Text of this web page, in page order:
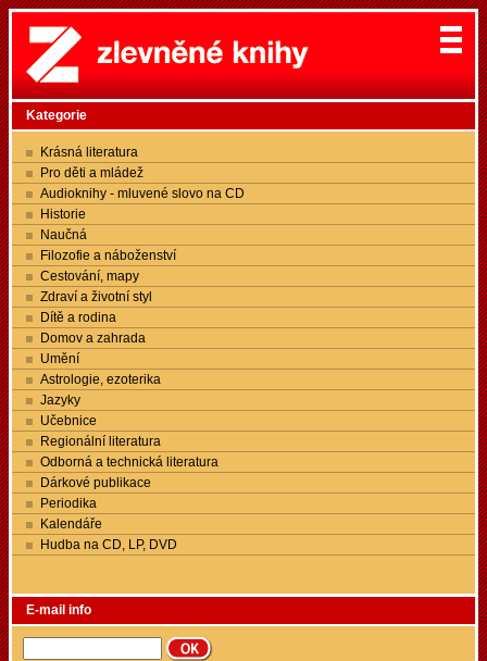
Kategorie
Krásná literatura
Pro děti a mládež
Audioknihy - mluvené slovo na CD
Historie
Naučná
Filozofie a náboženství
Cestování, mapy
Zdraví a životní styl
Dítě a rodina
Domov a zahrada
Umění
Astrologie, ezoterika
Jazyky
Učebnice
Regionální literatura
Odborná a technická literatura
Dárkové publikace
Periodika
Kalendáře
Hudba na CD, LP, DVD
E-mail info